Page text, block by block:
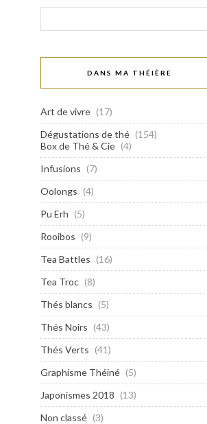
DANS MA THÉIÈRE
Art de vivre (17)
Dégustations de thé (154)
Box de Thé & Cie (4)
Infusions (7)
Oolongs (4)
Pu Erh (5)
Rooibos (9)
Tea Battles (16)
Tea Troc (8)
Thés blancs (5)
Thés Noirs (43)
Thés Verts (41)
Graphisme Théiné (5)
Japonismes 2018 (13)
Non classé (3)